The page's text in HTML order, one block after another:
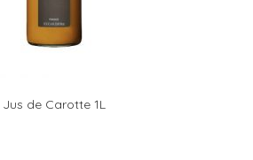
Jus de Carotte 1L